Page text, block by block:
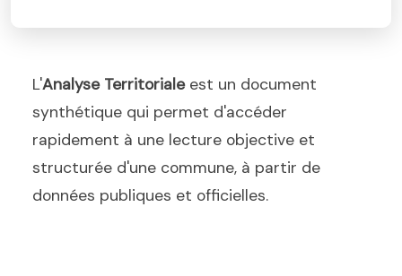
L'Analyse Territorialeest un document
synthétique qui permet d'accéder
rapidement à une lecture objective et
structurée d'une commune, à partir de
données publiques et officielles.